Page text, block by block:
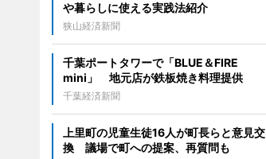
や暮らしに使える実践法紹介
狭山経済新聞
千葉ポートタワーで「BLUE＆FIRE
mini」 地元店が鉄板焼き料理提供
千葉経済新聞
上里町の児童生徒16人が町長らと意見交
換 議場で町への提案、再質問も